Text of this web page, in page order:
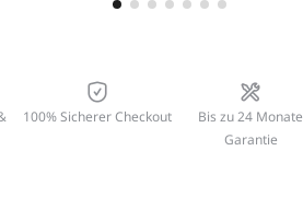
100% Sicherer Checkout
Bis zu 24 Monate
Garantie